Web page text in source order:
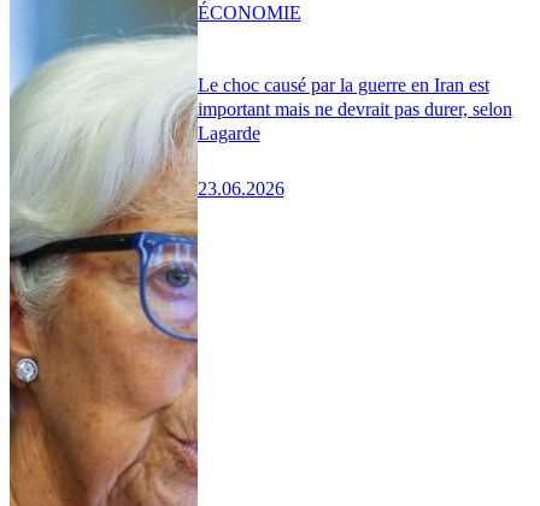
Le choc causé par la guerre en Iran est
important mais ne devrait pas durer, selon
Lagarde
23.06.2026
ÉCONOMIE